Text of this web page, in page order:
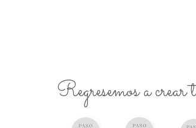
Regresemos a